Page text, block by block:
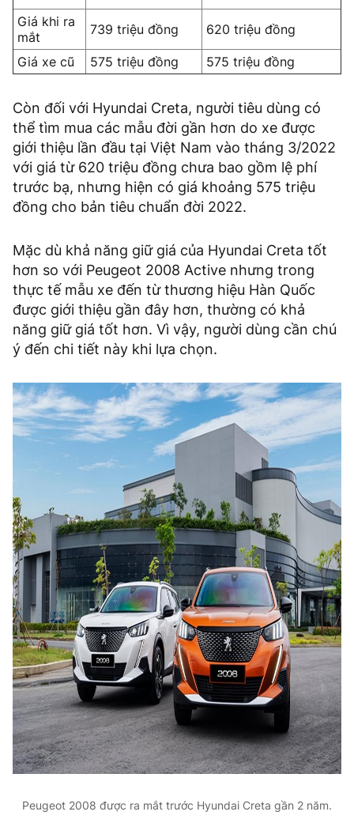
Giá khi ra
mắt
739 triệu đồng 620 triệu đồng
Giá xe cũ 575 triệu đồng 575 triệu đồng
Còn đối với Hyundai Creta, người tiêu dùng có
thể tìm mua các mẫu đời gần hơn do xe được
giới thiệu lần đầu tại Việt Nam vào tháng 3/2022
với giá từ 620 triệu đồng chưa bao gồm lệ phí
trước bạ, nhưng hiện có giá khoảng 575 triệu
đồng cho bản tiêu chuẩn đời 2022.
Mặc dù khả năng giữ giá của Hyundai Creta tốt
hơn so với Peugeot 2008 Active nhưng trong
thực tế mẫu xe đến từ thương hiệu Hàn Quốc
được giới thiệu gần đây hơn, thường có khả
năng giữ giá tốt hơn. Vì vậy, người dùng cần chú
ý đến chi tiết này khi lựa chọn.
Peugeot 2008 được ra mắt trước Hyundai Creta gần 2 năm.